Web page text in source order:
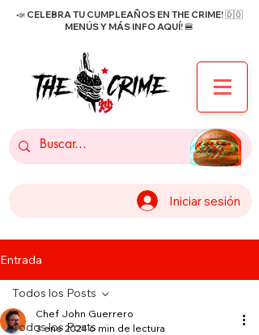
📣 CELEBRA TU CUMPLEAÑOS EN THE CRIME! 🇩🇴
MENÚS Y MÁS INFO AQUÍ! 🍔
Iniciar sesión
Entrada
Todos los Posts
Todos los Posts
Chef John Guerrero
3 ene 20246 min de lectura